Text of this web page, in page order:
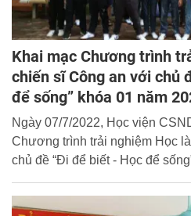
Khai mạc Chương trình
chiến sĩ Công an với chủ đề “Đi để biết -
để sống” khóa 01 năm
Ngày 07/7/2022, Học viện
Chương trình trải nghiệm Học
chủ đề “Đi để biết - Học để